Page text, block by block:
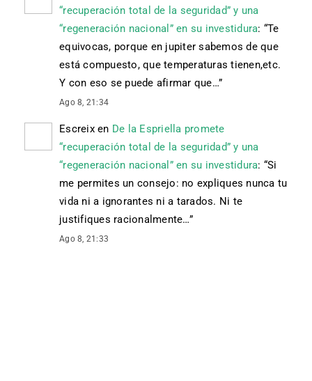
“recuperación total de la seguridad” y una
“regeneración nacional” en su investidura: “Te
equivocas, porque en jupiter sabemos de que
está compuesto, que temperaturas tienen,etc.
Y con eso se puede afirmar que…”
Ago 8, 21:34
Escreixen De la Espriella promete
“recuperación total de la seguridad” y una
“regeneración nacional” en su investidura: “Si
me permites un consejo: no expliques nunca tu
vida ni a ignorantes ni a tarados. Ni te
justifiques racionalmente…”
Ago 8, 21:33